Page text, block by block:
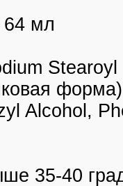
64 мл
Alcohol,
35-40